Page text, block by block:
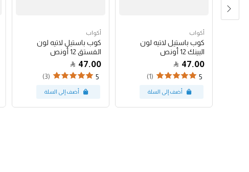
أكواب
كوب باستيل لاتيه لون
البينك 12 أونص
47.00
5
(1)
أكواب
كوب باستيل لاتيه لون
الفستق 12 أونص
47.00
5
(3)